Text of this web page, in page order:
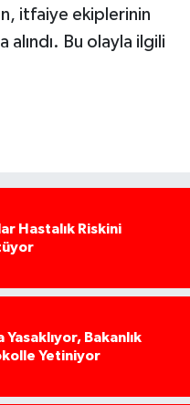
itfaiye ekiplerinin
Bu olayla ilgili
Hastalık Riskini
Yasaklıyor, Bakanlık
Yetiniyor